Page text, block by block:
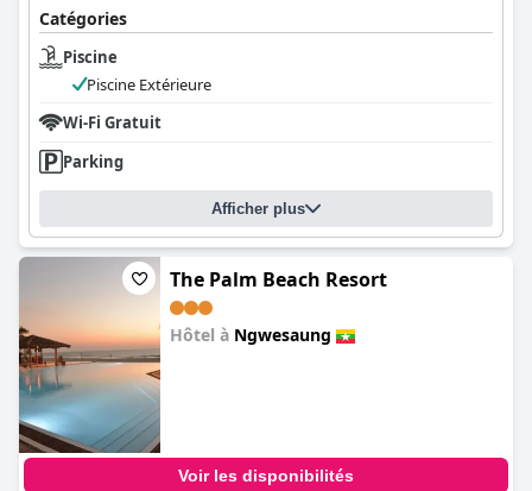
Catégories
Piscine
Piscine Extérieure
Wi-Fi Gratuit
Parking
Afficher plus
The Palm Beach Resort
Hôtel à Ngwesaung
Voir les disponibilités